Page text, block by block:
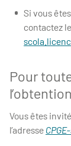
Si vous
contactez
Pour
Vous êtes
l’adresse